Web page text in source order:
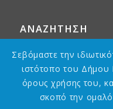
ΑΝΑΖΗΤΗΣΗ
Σεβόμαστε την
ιστότοπο του Δήμου
όρους χρήσης του,
σκοπό την